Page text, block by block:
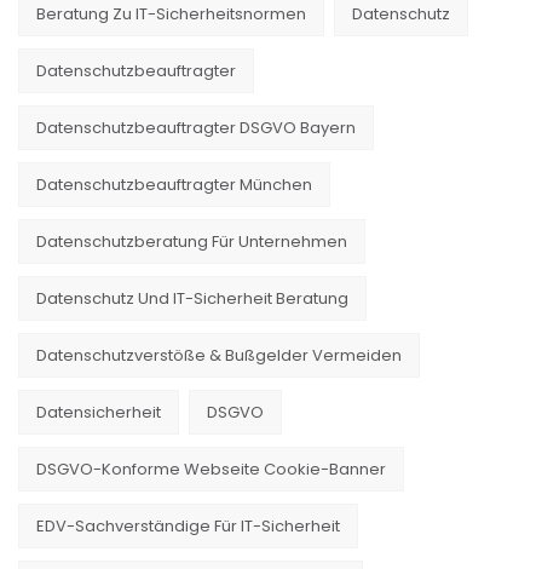
Beratung Zu IT-Sicherheitsnormen Datenschutz
Datenschutzbeauftragter
Datenschutzbeauftragter DSGVO Bayern
Datenschutzbeauftragter München
Datenschutzberatung Für Unternehmen
Datenschutz Und IT-Sicherheit Beratung
Datenschutzverstöße & Bußgelder Vermeiden
Datensicherheit DSGVO
DSGVO-Konforme Webseite Cookie-Banner
EDV-Sachverständige Für IT-Sicherheit